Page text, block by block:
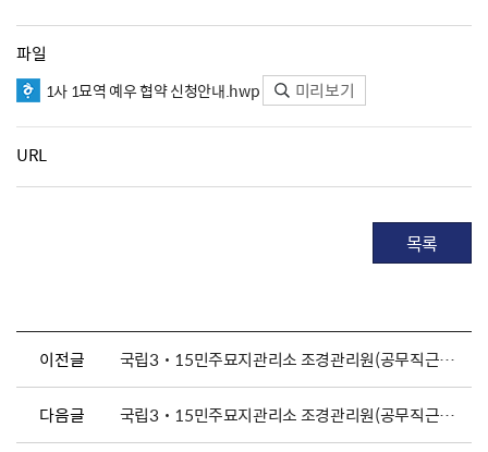
파일
1사 1묘역 예우 협약 신청안내.hwp 미리보기
URL
목록
이전글 국립3˙15민주묘지관리소 조경관리원(공무직근로자) 채용 공고
다음글 국립3˙15민주묘지관리소 조경관리원(공무직근로자) 채용 공고